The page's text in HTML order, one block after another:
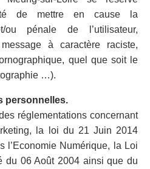
de mettre en cause la
ou pénale de l’utilisateur,
à caractère raciste,
quel que soit le
…).
personnelles.
réglementations concernant
la loi du 21 Juin 2014
l’Economie Numérique, la Loi
du 06 Août 2004 ainsi que du